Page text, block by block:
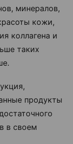
минералов,
кожи,
коллагена и
таких
продукты
в своем